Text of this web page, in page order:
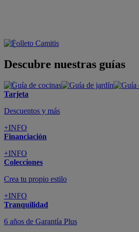
Descubre nuestras guías
Tarjeta
Descuentos y más
+INFO
Financiación
+INFO
Colecciones
Crea tu propio estilo
+INFO
Tranquilidad
6 años de Garantía Plus